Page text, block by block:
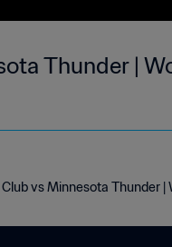
Thunder |
vs Minnesota Thunder |